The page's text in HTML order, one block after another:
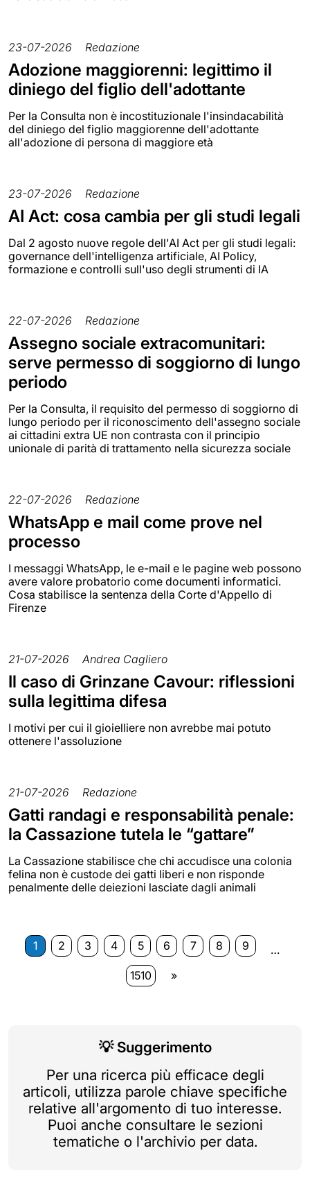
23-07-2026 Redazione
Adozione maggiorenni: legittimo il
diniego del figlio dell'adottante
Per la Consulta non è incostituzionale l'insindacabilità
del diniego del figlio maggiorenne dell'adottante
all'adozione di persona di maggiore età
23-07-2026 Redazione
AI Act: cosa cambia per gli studi legali
Dal 2 agosto nuove regole dell'AI Act per gli studi legali:
governance dell'intelligenza artificiale, AI Policy,
formazione e controlli sull'uso degli strumenti di IA
22-07-2026 Redazione
Assegno sociale extracomunitari:
serve permesso di soggiorno di lungo
periodo
Per la Consulta, il requisito del permesso di soggiorno di
lungo periodo per il riconoscimento dell'assegno sociale
ai cittadini extra UE non contrasta con il principio
unionale di parità di trattamento nella sicurezza sociale
22-07-2026 Redazione
WhatsApp e mail come prove nel
processo
I messaggi WhatsApp, le e-mail e le pagine web possono
avere valore probatorio come documenti informatici.
Cosa stabilisce la sentenza della Corte d'Appello di
Firenze
21-07-2026 Andrea Cagliero
Il caso di Grinzane Cavour: riflessioni
sulla legittima difesa
I motivi per cui il gioielliere non avrebbe mai potuto
ottenere l'assoluzione
21-07-2026 Redazione
Gatti randagi e responsabilità penale:
la Cassazione tutela le “gattare”
La Cassazione stabilisce che chi accudisce una colonia
felina non è custode dei gatti liberi e non risponde
penalmente delle deiezioni lasciate dagli animali
1 2 3 4 5 6 7 8 9
…
1510
»
💡 Suggerimento
Per una ricerca più efficace degli
articoli, utilizza parole chiave specifiche
relative all'argomento di tuo interesse.
Puoi anche consultare le sezioni
tematiche o l'archivio per data.